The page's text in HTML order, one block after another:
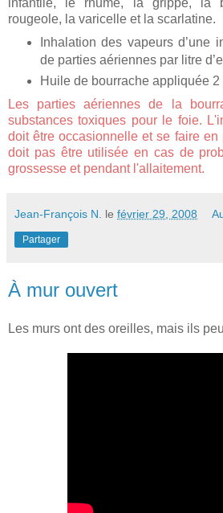
infantile, le rhume, la grippe, la
rougeole, la varicelle et la scarlatine.
Inhalation des vapeurs d’une
de parties aériennes par litre
Huile de bourrache appliquée 2
Les parties aériennes de la
substances toxiques pour le foie.
doit être occasionnelle et se faire
doit pas être utilisée en cas de
grossesse et pendant l'allaitement.
Jean-François N. le février 29, 2008
Partager
À mur ouvert
Les murs ont des oreilles, mais ils